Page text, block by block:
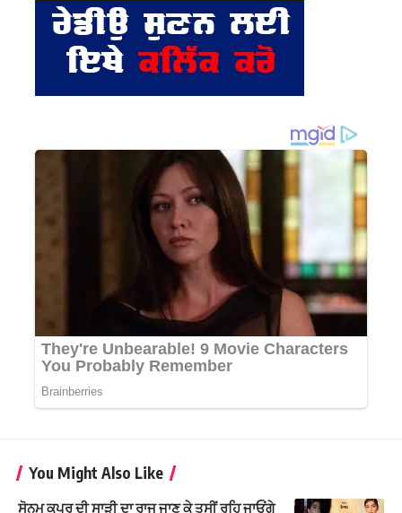
You Might Also Like
ਸੋਨਮ ਕਪੂਰ ਦੀ ਸਾੜੀ ਦਾ ਰਾਜ ਜਾਣ ਕੇ ਤੁਸੀਂ ਰਹਿ ਜਾਓਂਗੇ